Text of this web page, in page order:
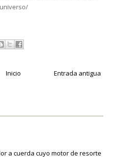
Entrada antigua
Inicio
a cuerda cuyo motor de resorte